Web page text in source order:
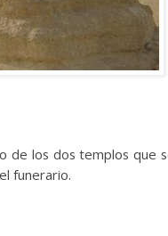
de los dos templos que
funerario.